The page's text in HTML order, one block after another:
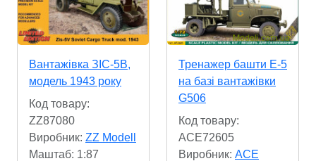
Вантажівка ЗІС-5В,
модель 1943 року
Код товару:
ZZ87080
Виробник: ZZ Modell
Маштаб: 1:87
Тренажер башти E-5
на базі вантажівки
G506
Код товару:
ACE72605
Виробник: ACE